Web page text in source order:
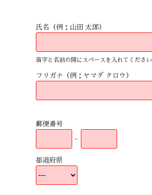
氏名（例：山田 太郎）
苗字と名前の間にスペースを入れてください
フリガナ（例：ヤマダ タロウ）
郵便番号
-
都道府県